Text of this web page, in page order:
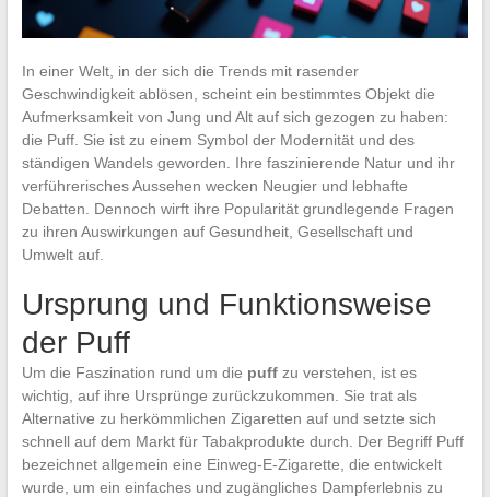
In einer Welt, in der sich die Trends mit rasender
Geschwindigkeit ablösen, scheint ein bestimmtes Objekt die
Aufmerksamkeit von Jung und Alt auf sich gezogen zu haben:
die Puff. Sie ist zu einem Symbol der Modernität und des
ständigen Wandels geworden. Ihre faszinierende Natur und ihr
verführerisches Aussehen wecken Neugier und lebhafte
Debatten. Dennoch wirft ihre Popularität grundlegende Fragen
zu ihren Auswirkungen auf Gesundheit, Gesellschaft und
Umwelt auf.
Ursprung und Funktionsweise
der Puff
Um die Faszination rund um die puffzu verstehen, ist es
wichtig, auf ihre Ursprünge zurückzukommen. Sie trat als
Alternative zu herkömmlichen Zigaretten auf und setzte sich
schnell auf dem Markt für Tabakprodukte durch. Der Begriff Puff
bezeichnet allgemein eine Einweg-E-Zigarette, die entwickelt
wurde, um ein einfaches und zugängliches Dampferlebnis zu